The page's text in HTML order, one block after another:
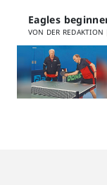
Eagles
VON DER REDAKTION